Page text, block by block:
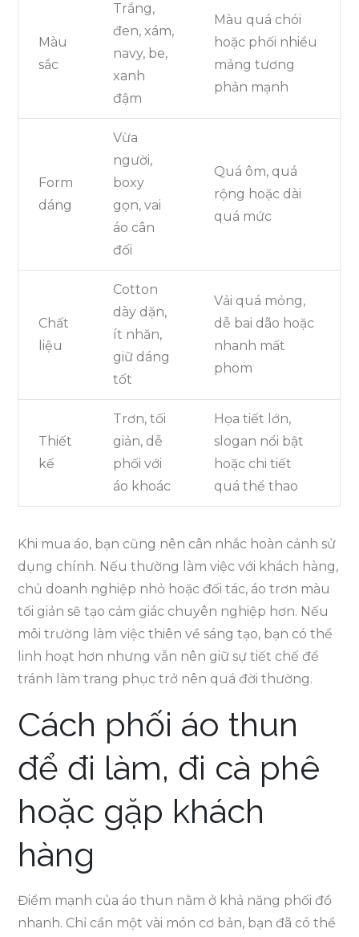
Màu
sắc
Trắng,
đen, xám,
navy, be,
xanh
đậm
Màu quá chói
hoặc phối nhiều
mảng tương
phản mạnh
Form
dáng
Vừa
người,
boxy
gọn, vai
áo cân
đối
Quá ôm, quá
rộng hoặc dài
quá mức
Chất
liệu
Cotton
dày dặn,
ít nhăn,
giữ dáng
tốt
Vải quá mỏng,
dễ bai dão hoặc
nhanh mất
phom
Thiết
kế
Trơn, tối
giản, dễ
phối với
áo khoác
Họa tiết lớn,
slogan nổi bật
hoặc chi tiết
quá thể thao
Khi mua áo, bạn cũng nên cân nhắc hoàn cảnh sử
dụng chính. Nếu thường làm việc với khách hàng,
chủ doanh nghiệp nhỏ hoặc đối tác, áo trơn màu
tối giản sẽ tạo cảm giác chuyên nghiệp hơn. Nếu
môi trường làm việc thiên về sáng tạo, bạn có thể
linh hoạt hơn nhưng vẫn nên giữ sự tiết chế để
tránh làm trang phục trở nên quá đời thường.
Cách phối áo thun
để đi làm, đi cà phê
hoặc gặp khách
hàng
Điểm mạnh của áo thun nằm ở khả năng phối đồ
nhanh. Chỉ cần một vài món cơ bản, bạn đã có thể